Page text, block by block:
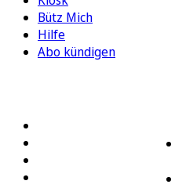
Bütz Mich
Hilfe
Abo kündigen